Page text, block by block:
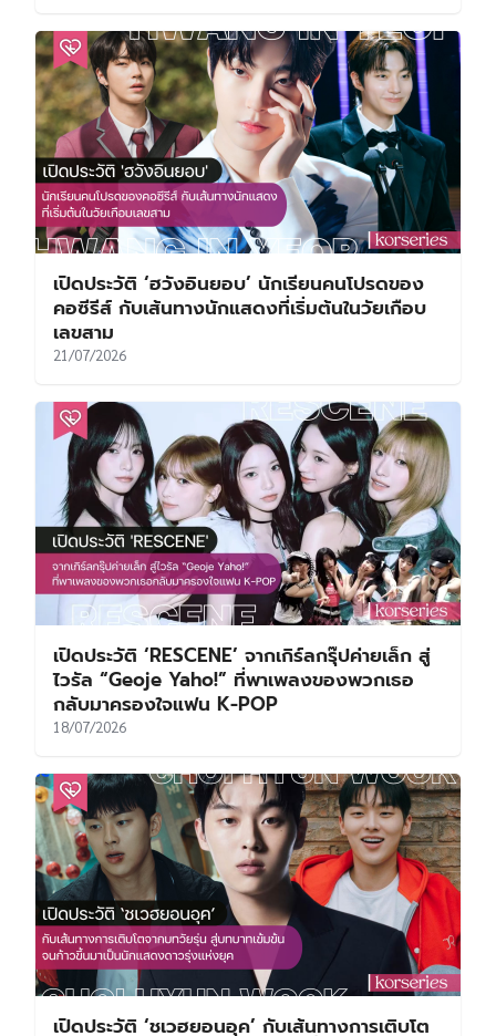
เปิดประวัติ ‘ฮวังอินยอบ’ นักเรียนคนโปรดของ
คอซีรีส์ กับเส้นทางนักแสดงที่เริ่มต้นในวัยเกือบ
เลขสาม
21/07/2026
เปิดประวัติ ‘RESCENE’ จากเกิร์ลกรุ๊ปค่ายเล็ก สู่
ไวรัล “Geoje Yaho!” ที่พาเพลงของพวกเธอ
กลับมาครองใจแฟน K-POP
18/07/2026
เปิดประวัติ ‘ชเวฮยอนอุค’ กับเส้นทางการเติบโต